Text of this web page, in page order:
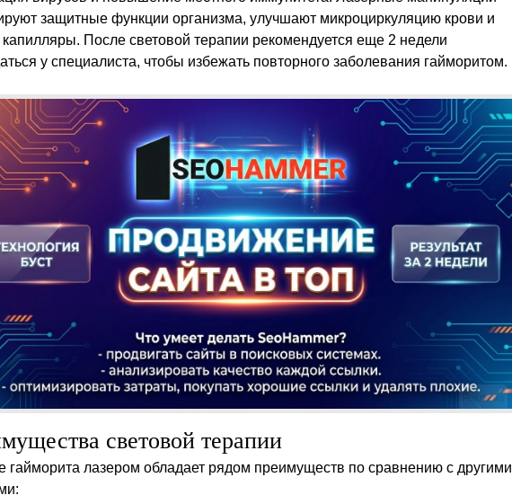
защитные функции организма, улучшают микроциркуляцию крови и
После световой терапии рекомендуется еще 2 недели
у специалиста, чтобы избежать повторного заболевания гайморитом.
Реклама
световой терапии
гайморита лазером обладает рядом преимуществ по сравнению с другими